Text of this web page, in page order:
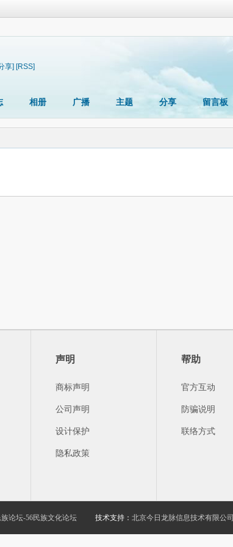
享] [RSS]
相册 广播 主题 分享 留言板
声明
商标声明
公司声明
设计保护
隐私政策
帮助
官方互动
防骗说明
联络方式
论坛-56民族文化论坛 技术支持： 北京今日龙脉信息技术有限公司